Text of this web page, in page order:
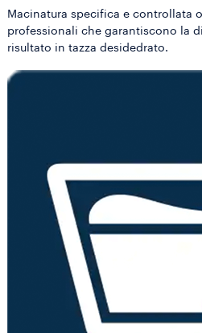
Macinatura specifica e controllata
professionali che garantiscono la
risultato in tazza desidedrato.